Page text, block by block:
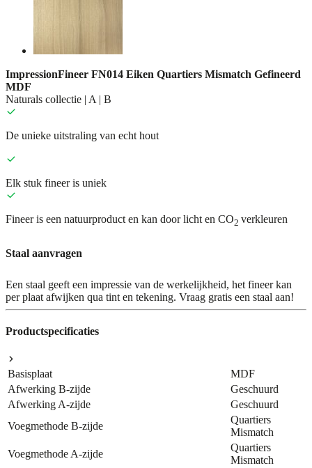
ImpressionFineer FN014 Eiken Quartiers Mismatch Gefineerd
MDF
Naturals collectie | A | B
De unieke uitstraling van echt hout
Elk stuk fineer is uniek
Fineer is een natuurproduct en kan door licht en CO2 verkleuren
Staal aanvragen
Een staal geeft een impressie van de werkelijkheid, het fineer kan
per plaat afwijken qua tint en tekening. Vraag gratis een staal aan!
Productspecificaties
Basisplaat
MDF
Afwerking B-zijde
Geschuurd
Afwerking A-zijde
Geschuurd
Voegmethode B-zijde
Quartiers
Mismatch
Voegmethode A-zijde
Quartiers
Mismatch